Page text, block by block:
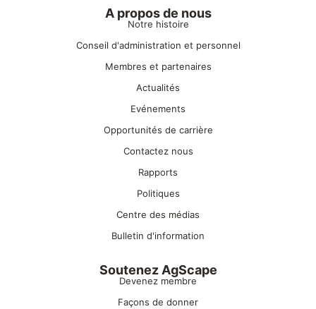
A propos de nous
Notre histoire
Conseil d'administration et personnel
Membres et partenaires
Actualités
Evénements
Opportunités de carrière
Contactez nous
Rapports
Politiques
Centre des médias
Bulletin d'information
Soutenez AgScape
Devenez membre
Façons de donner